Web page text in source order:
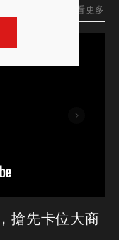
想看更多
搶先卡位大商